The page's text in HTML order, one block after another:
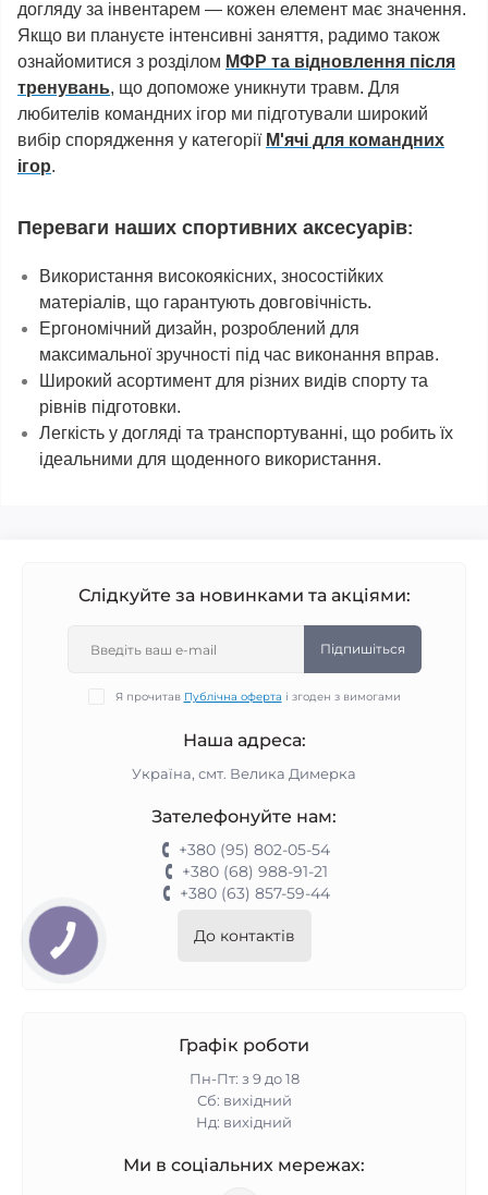
догляду за інвентарем — кожен елемент має значення.
Якщо ви плануєте інтенсивні заняття, радимо також
ознайомитися з розділом МФР та відновлення після
тренувань, що допоможе уникнути травм. Для
любителів командних ігор ми підготували широкий
вибір спорядження у категорії М'ячі для командних
ігор.
Переваги наших спортивних аксесуарів:
Використання високоякісних, зносостійких
матеріалів, що гарантують довговічність.
Ергономічний дизайн, розроблений для
максимальної зручності під час виконання вправ.
Широкий асортимент для різних видів спорту та
рівнів підготовки.
Легкість у догляді та транспортуванні, що робить їх
ідеальними для щоденного використання.
Слідкуйте за новинками та акціями:
Підпишіться
Я прочитав Публічна оферта і згоден з вимогами
Наша адреса:
Україна, смт. Велика Димерка
Зателефонуйте нам:
+380 (95) 802-05-54
+380 (68) 988-91-21
+380 (63) 857-59-44
До контактів
Графік роботи
Пн-Пт: з 9 до 18
Сб: вихідний
Нд: вихідний
Ми в соціальних мережах: